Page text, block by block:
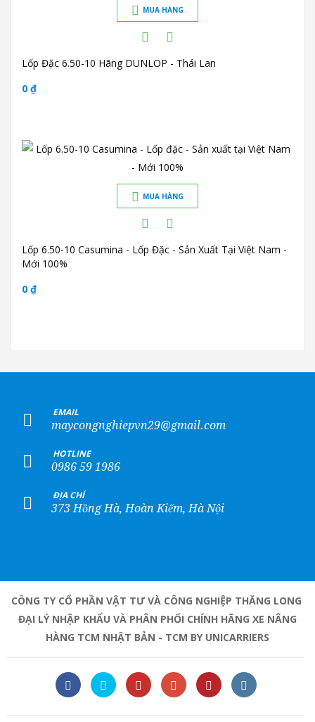
MUA HÀNG
Lốp Đặc 6.50-10 Hãng DUNLOP - Thái Lan
0 ₫
MUA HÀNG
Lốp 6.50-10 Casumina - Lốp Đặc - Sản Xuất Tại Việt Nam -
Mới 100%
0 ₫
EMAIL
maycongnghiepvn29@gmail.com
HOTLINE
0986 59 1986
ĐỊA CHỈ
373 Hồng Hà, Hoàn Kiếm, Hà Nội
CÔNG TY CỔ PHẦN VẬT TƯ VÀ CÔNG NGHIỆP THĂNG LONG
ĐẠI LÝ NHẬP KHẨU VÀ PHÂN PHỐI CHÍNH HÃNG XE NÂNG
HÀNG TCM NHẬT BẢN - TCM BY UNICARRIERS